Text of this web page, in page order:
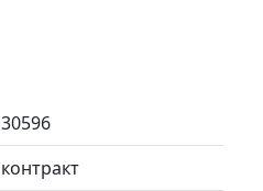
30596
контракт